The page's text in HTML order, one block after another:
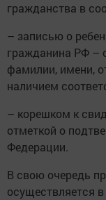
гражданства в
– записью о
гражданина РФ –
фамилии, имени,
наличием
– корешком к
отметкой о
Федерации.
В свою очередь
осуществляется